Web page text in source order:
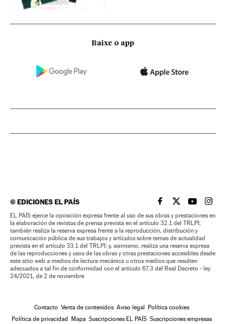
Baixe o app
©EDICIONES EL PAÍS EL PAÍS BRASIL EN
EL PAÍSEL PAÍS
EL
EL PAÍS ejerce la oposición expresa frente al uso de sus obras y prestaciones en
la elaboración de revistas de prensa prevista en el artículo 32.1 del TRLPI;
también realiza la reserva expresa frente a la reproducción, distribución y
comunicación pública de sus trabajos y artículos sobre temas de actualidad
prevista en el artículo 33.1 del TRLPI; y, asimismo, realiza una reserva expresa
de las reproducciones y usos de las obras y otras prestaciones accesibles desde
este sitio web a medios de lectura mecánica u otros medios que resulten
adecuados a tal fin de conformidad con el artículo 67.3 del Real Decreto - ley
24/2021, de 2 de noviembre
Contacto Venta de contenidos Aviso legal Política cookies
Política de privacidad Mapa Suscripciones EL PAÍS Suscripciones empresas